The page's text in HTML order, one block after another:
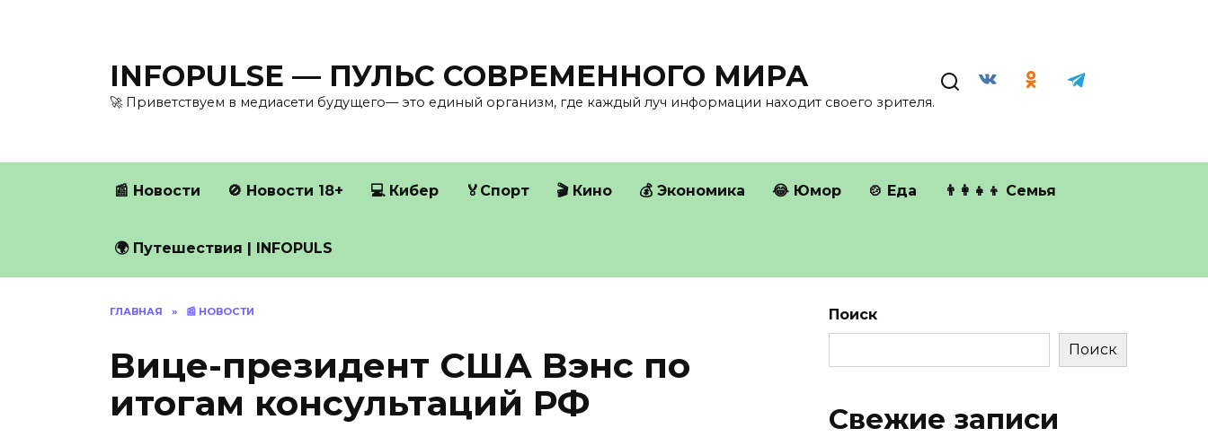
INFOPULSE — ПУЛЬС СОВРЕМЕННОГО МИРА
🚀 Приветствуем в медиасети будущего— это единый организм, где каждый луч информации находит своего зрителя.
📰 Новости 🚫 Новости 18+ 💻 Кибер 🏅Спорт 🎬 Кино 💰 Экономика 😂 Юмор 🍲 Еда 👨‍👩‍👧‍👦 Семья
🌍 Путешествия | INFOPULS
ГЛАВНАЯ » 📰 НОВОСТИ
Вице-президент США Вэнс по
итогам консультаций РФ
Поиск
Поиск
Свежие записи